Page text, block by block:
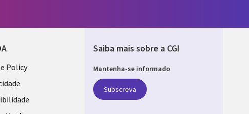
Policy
Saiba mais sobre a CGI
Mantenha-se informado
Subscreva